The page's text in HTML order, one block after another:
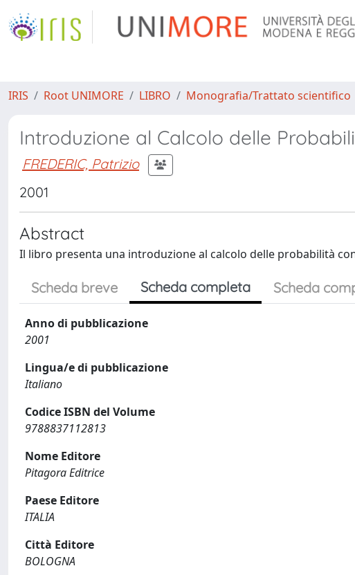
IRIS Root UNIMORE LIBRO Monografia/Trattato scientifico
Introduzione al Calcolo delle
FREDERIC, Patrizio
2001
Abstract
Il libro presenta una introduzione al calcolo delle probabilità
Scheda breve Scheda completa Scheda
Anno di pubblicazione
2001
Lingua/e di pubblicazione
Italiano
Codice ISBN del Volume
9788837112813
Nome Editore
Pitagora Editrice
Paese Editore
ITALIA
Città Editore
BOLOGNA